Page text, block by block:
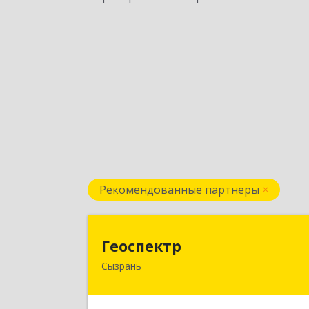
Рекомендованные партнеры
Геоспектр
Сызрань446001, Самарская обл, Сызрань г,